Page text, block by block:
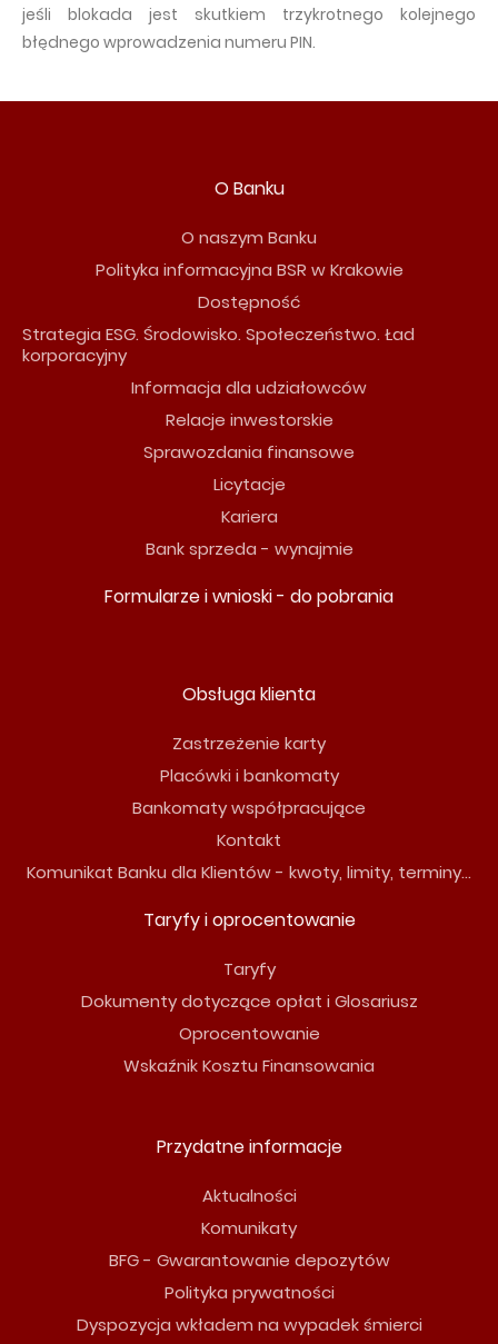
jeśli blokada jest skutkiem trzykrotnego kolejnego
błędnego wprowadzenia numeru PIN.
O Banku
O naszym Banku
Polityka informacyjna BSR w Krakowie
Dostępność
Strategia ESG. Środowisko. Społeczeństwo. Ład
korporacyjny
Informacja dla udziałowców
Relacje inwestorskie
Sprawozdania finansowe
Licytacje
Kariera
Bank sprzeda - wynajmie
Formularze i wnioski - do pobrania
Obsługa klienta
Zastrzeżenie karty
Placówki i bankomaty
Bankomaty współpracujące
Kontakt
Komunikat Banku dla Klientów - kwoty, limity, terminy...
Taryfy i oprocentowanie
Taryfy
Dokumenty dotyczące opłat i Glosariusz
Oprocentowanie
Wskaźnik Kosztu Finansowania
Przydatne informacje
Aktualności
Komunikaty
BFG - Gwarantowanie depozytów
Polityka prywatności
Dyspozycja wkładem na wypadek śmierci